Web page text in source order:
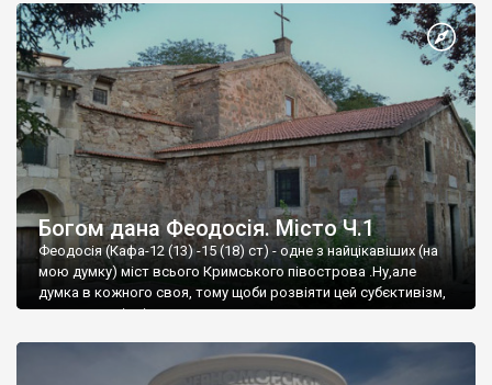
Богом дана Феодосія. Місто Ч.1
Феодосія (Кафа-12 (13) -15 (18) ст) - одне з найцікавіших (на
мою думку) міст всього Кримського півострова .Ну,але
думка в кожного своя, тому щоби розвіяти цей субєктивізм,
запрошую відвідати це